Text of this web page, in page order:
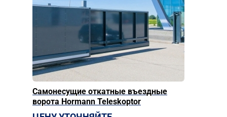
Самонесущие откатные въездные
ворота Hormann Teleskoptor